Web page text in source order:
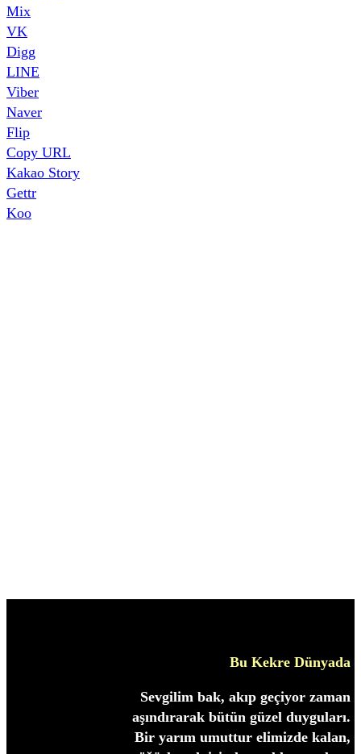
Mix
VK
Digg
LINE
Viber
Naver
Flip
Copy URL
Kakao Story
Gettr
Koo
Bu Kekre Dünyada
Sevgilim bak, akıp geçiyor zaman
aşındırarak bütün güzel duyguları.
Bir yarım umuttur elimizde kalan,